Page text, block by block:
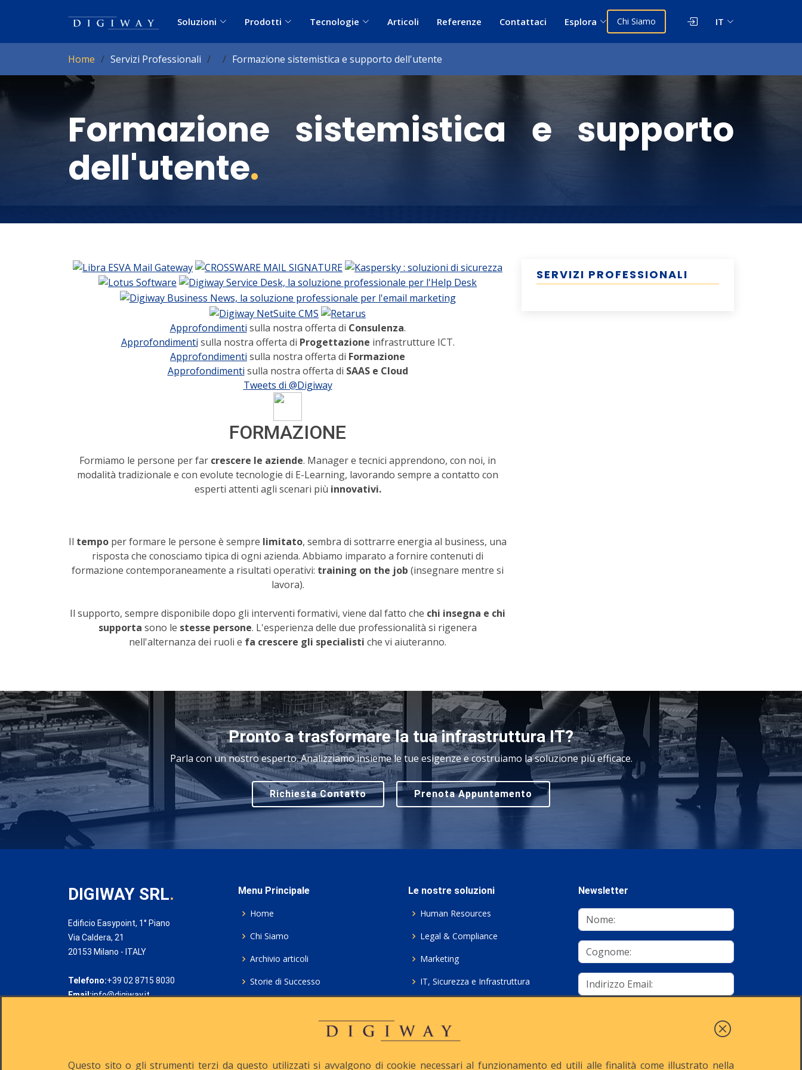
Soluzioni Prodotti Tecnologie Articoli Referenze Contattaci Esplora Chi Siamo IT
Home Servizi Professionali Formazione sistemistica e supporto dell'utente
Formazione sistemistica e supporto
dell'utente.
Approfondimenti sulla nostra offerta di Consulenza.
Approfondimenti sulla nostra offerta di Progettazione infrastrutture ICT.
Approfondimenti sulla nostra offerta di Formazione
Approfondimenti sulla nostra offerta di SAAS e Cloud
Tweets di @Digiway
FORMAZIONE
Formiamo le persone per far crescere le aziende. Manager e tecnici apprendono, con noi, in
modalità tradizionale e con evolute tecnologie di E-Learning, lavorando sempre a contatto con
esperti attenti agli scenari più innovativi.
Il tempo per formare le persone è sempre limitato, sembra di sottrarre energia al business, una
risposta che conosciamo tipica di ogni azienda. Abbiamo imparato a fornire contenuti di
formazione contemporaneamente a risultati operativi: training on the job (insegnare mentre si
lavora).
Il supporto, sempre disponibile dopo gli interventi formativi, viene dal fatto che chi insegna e chi
supporta sono le stesse persone. L'esperienza delle due professionalità si rigenera
nell'alternanza dei ruoli e fa crescere gli specialisti che vi aiuteranno.
SERVIZI PROFESSIONALI
Pronto a trasformare la tua infrastruttura IT?
Parla con un nostro esperto. Analizziamo insieme le tue esigenze e costruiamo la soluzione più efficace.
Richiesta Contatto Prenota Appuntamento
DIGIWAY SRL.
Edificio Easypoint, 1° Piano
Via Caldera, 21
20153 Milano - ITALY
Telefono:+39 02 8715 8030
Email:info@digiway.it
Menu Principale
Home
Chi Siamo
Archivio articoli
Storie di Successo
Le nostre soluzioni
Human Resources
Legal & Compliance
Marketing
IT, Sicurezza e Infrastruttura
Consulenza ICT e Licenze
Newsletter
Questo sito o gli strumenti terzi da questo utilizzati si avvalgono di cookie necessari al funzionamento ed utili alle finalità come illustrato nella